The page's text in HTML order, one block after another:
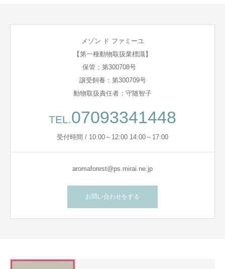
メゾン ド ファミーユ
【第一種動物取扱業標識】
保管：第300708号
譲受飼養：第300709号
動物取扱責任者：守随智子
TEL.07093341448
受付時間 / 10:00～12:00 14:00～17:00
aromaforest@ps.mirai.ne.jp
お問い合わせをする